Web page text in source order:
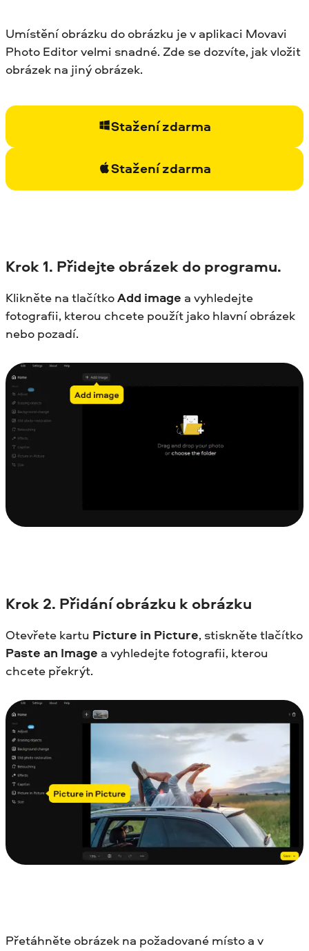
Umístění obrázku do obrázku je v aplikaci Movavi
Photo Editor velmi snadné. Zde se dozvíte, jak vložit
obrázek na jiný obrázek.
Stažení zdarma
Stažení zdarma
Krok 1. Přidejte obrázek do programu.
Klikněte na tlačítkoAdd image a vyhledejte
fotografii, kterou chcete použít jako hlavní obrázek
nebo pozadí.
Krok 2. Přidání obrázku k obrázku
Otevřete kartu Picture in Picture, stiskněte tlačítko
Paste an Image a vyhledejte fotografii, kterou
chcete překrýt.
Přetáhněte obrázek na požadované místo a v